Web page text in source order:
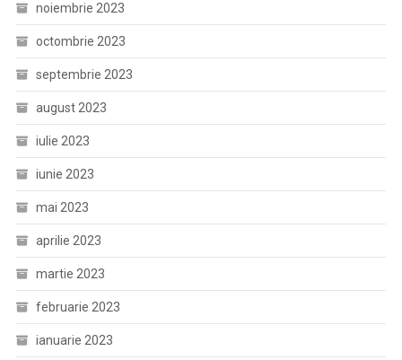
noiembrie 2023
octombrie 2023
septembrie 2023
august 2023
iulie 2023
iunie 2023
mai 2023
aprilie 2023
martie 2023
februarie 2023
ianuarie 2023